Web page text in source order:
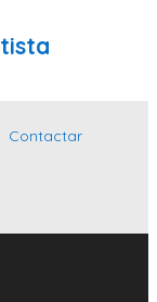
Contactar